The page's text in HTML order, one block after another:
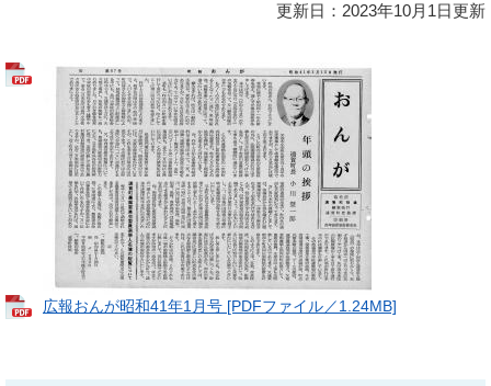
更新日：2023年10月1日更新
広報おんが昭和41年1月号 [PDFファイル／1.24MB]